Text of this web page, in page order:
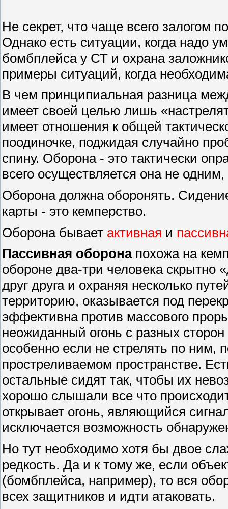
Не секрет, что чаще всего залогом
Однако есть ситуации, когда надо
бомбплейса у СТ и охрана
примеры ситуаций, когда
В чем принципиальная разница
имеет своей целью лишь
имеет отношения к общей
поодиночке, поджидая случайно
спину. Оборона - это тактически
всего осуществляется она не
Оборона должна оборонять.
карты - это кемперство.
Оборона бывает активная и
Пассивная оборонапохожа на
обороне два-три человека
друг друга и охраняя несколько
территорию, оказывается под
эффективна против массового
неожиданный огонь с разных
особенно если не стрелять по ним,
простреливаемом пространстве.
остальные сидят так, чтобы их
хорошо слышали все что
открывает огонь, являющийся
исключается возможность
Но тут необходимо хотя бы двое
редкость. Да и к тому же, если
(бомбплейса, например), то вся
всех защитников и идти атаковать.